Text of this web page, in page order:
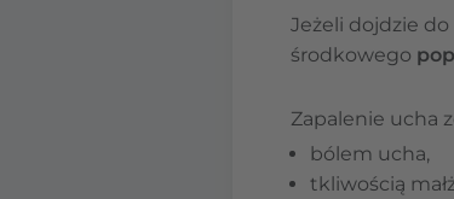
Jeżeli dojdzie do
środkowego
Zapalenie ucha
bólem ucha,
tkliwością